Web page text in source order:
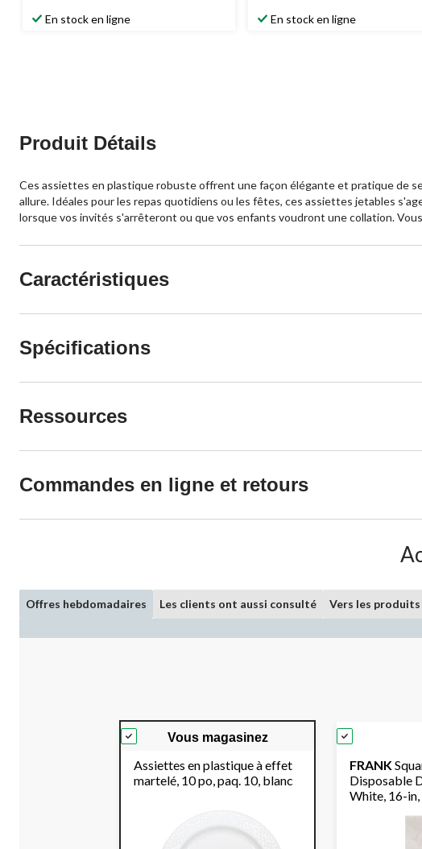
En stock en ligne En stock en ligne
Produit Détails
Ces assiettes en plastique robuste offrent une façon élégante et pratique de
allure. Idéales pour les repas quotidiens ou les fêtes, ces assiettes jetables
lorsque vos invités s'arrêteront ou que vos enfants voudront une collation.
Caractéristiques
Spécifications
Ressources
Commandes en ligne et retours
Offres hebdomadaires Les clients ont aussi consulté Vers les
Vous magasinez
Assiettes en plastique à effet
martelé, 10 po, paq. 10, blanc
FRANK
Disposable
White, 16-